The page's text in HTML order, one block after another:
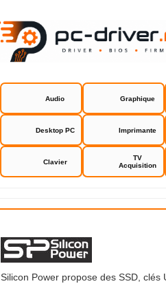
Audio Graphique
Desktop PC Imprimante
Clavier
TV
Acquisition
Silicon
Silicon Power propose des SSD,